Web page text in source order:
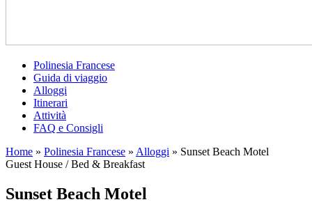
Polinesia Francese
Guida di viaggio
Alloggi
Itinerari
Attività
FAQ e Consigli
Home » Polinesia Francese » Alloggi » Sunset Beach Motel
Guest House / Bed & Breakfast
Sunset Beach Motel